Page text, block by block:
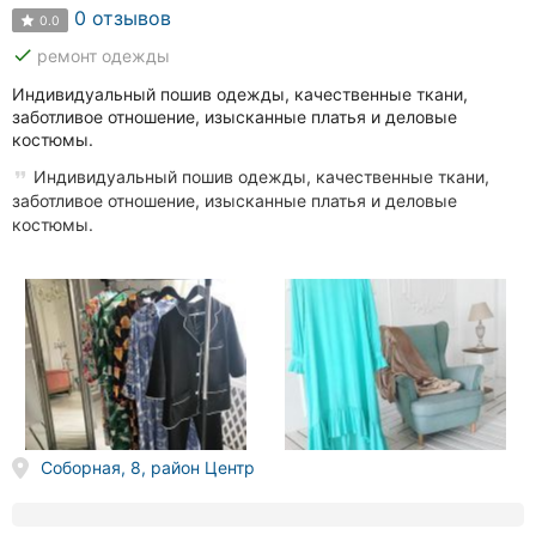
0.0 0 отзывов
done ремонт одежды
Индивидуальный пошив одежды, качественные ткани,
заботливое отношение, изысканные платья и деловые
костюмы.
Индивидуальный пошив одежды, качественные ткани,
заботливое отношение, изысканные платья и деловые
костюмы.
Соборная, 8, район Центр